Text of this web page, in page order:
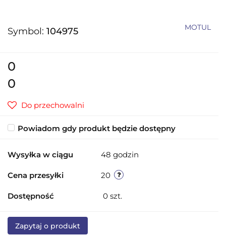
Symbol: 104975 MOTUL
0
0
Do przechowalni
Powiadom gdy produkt będzie dostępny
Wysyłka w ciągu 48 godzin
Cena przesyłki 20
Dostępność 0 szt.
Zapytaj o produkt